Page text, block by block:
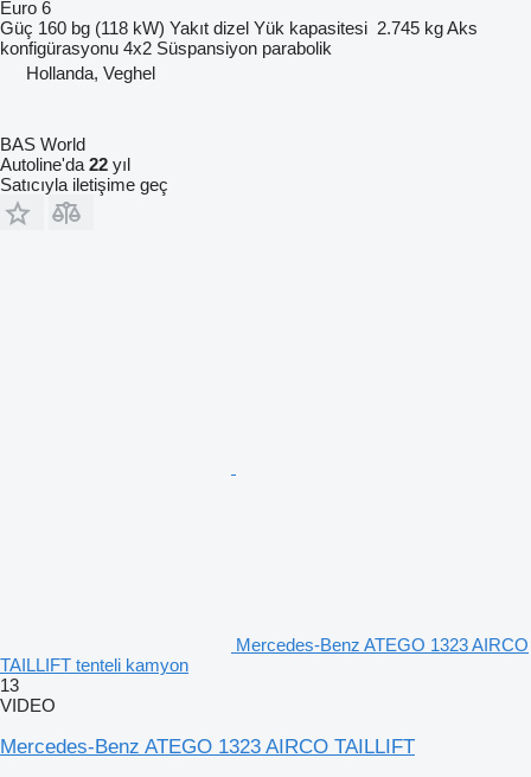
Euro 6
Güç 160 bg (118 kW) Yakıt dizel Yük kapasitesi 2.745 kgAks
konfigürasyonu 4x2 Süspansiyon parabolik
Hollanda, Veghel
BAS World
Autoline'da 22 yıl
Satıcıyla iletişime geç
Mercedes-Benz ATEGO 1323 AIRCO
TAILLIFT tenteli kamyon
13
VIDEO
Mercedes-Benz ATEGO 1323 AIRCO TAILLIFT